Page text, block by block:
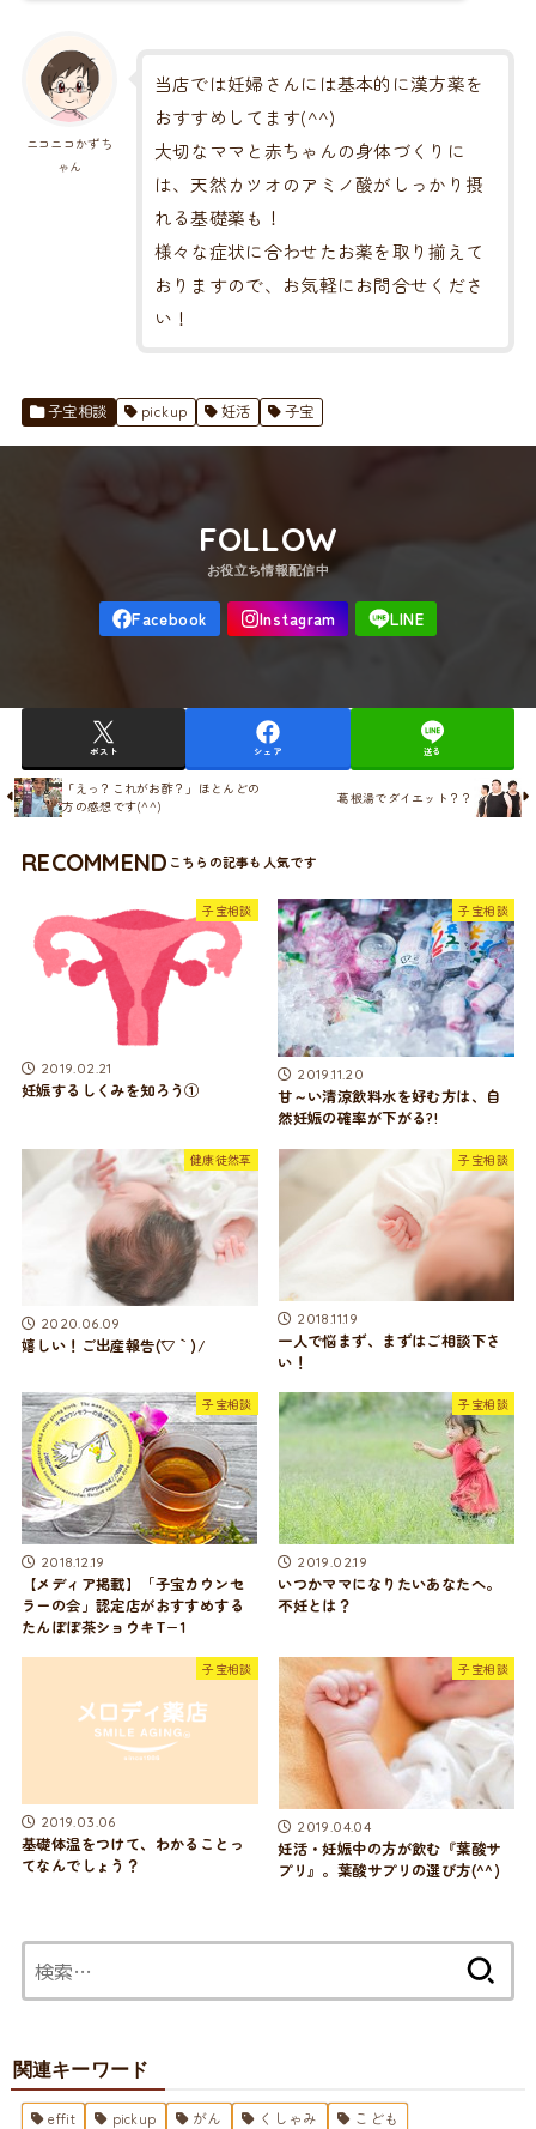
ニコニコかずち
ゃん
当店では妊婦さんには基本的に漢方薬を
おすすめしてます(^^)
大切なママと赤ちゃんの身体づくりに
は、天然カツオのアミノ酸がしっかり摂
れる基礎薬も！
様々な症状に合わせたお薬を取り揃えて
おりますので、お気軽にお問合せくださ
い！
子宝相談 pickup 妊活 子宝
FOLLOW
ポスト シェア 送る
葛根湯でダイエット？？
「えっ？これがお酢？」ほとんどの
方の感想です(^^)
RECOMMEND
子宝相談
2019.02.21
妊娠するしくみを知ろう①
子宝相談
2019.11.20
甘～い清涼飲料水を好む方は、自
然妊娠の確率が下がる?!
健康徒然草
2020.06.09
嬉しい！ご出産報告(´▽｀)/
子宝相談
2018.11.19
一人で悩まず、まずはご相談下さ
い！
子宝相談
2018.12.19
【メディア掲載】「子宝カウンセ
ラーの会」認定店がおすすめする
たんぽぽ茶ショウキT−1
子宝相談
2019.02.19
いつかママになりたいあなたへ。
不妊とは？
子宝相談
2019.03.06
基礎体温をつけて、わかることっ
てなんでしょう？
子宝相談
2019.04.04
妊活・妊娠中の方が飲む『葉酸サ
プリ』。葉酸サプリの選び方(^^)
索:
関連キーワード
effit pickup がん くしゃみ こども